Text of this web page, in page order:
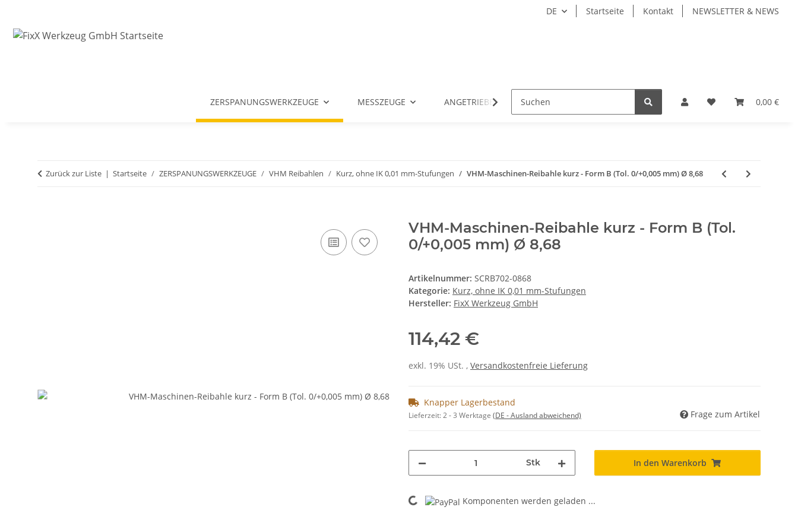
DE Startseite Kontakt NEWSLETTER & NEWS
0,00 €
ZERSPANUNGSWERKZEUGE MESSZEUGE ANGETRIEBENE WERKZEUGE WERKZEUGAUFNAHMEN
Zurück zur Liste Startseite ZERSPANUNGSWERKZEUGE VHM Reibahlen Kurz, ohne IK 0,01 mm-Stufungen VHM-Maschinen-Reibahle kurz - Form B (Tol. 0/+0,005 mm) Ø 8,68
VHM-Maschinen-Reibahle kurz - Form B (Tol.
0/+0,005 mm) Ø 8,68
Artikelnummer: SCRB702-0868
Kategorie: Kurz, ohne IK 0,01 mm-Stufungen
Hersteller: FixX Werkzeug GmbH
114,42 €
exkl. 19% USt. , Versandkostenfreie Lieferung
Knapper Lagerbestand
Lieferzeit:2 - 3 Werktage (DE - Ausland abweichend) Frage zum Artikel
Stk In den Warenkorb
Loading... Komponenten werden geladen ...